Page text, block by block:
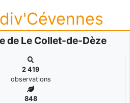
de Le Collet-de-Dèze
2 419
observations
848